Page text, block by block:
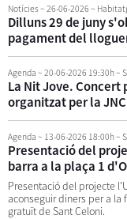
Notícies~ 26-06-2026 ~
Dilluns 29 de juny
pagament del
Agenda ~ 20-06-2026 19:30h~
La Nit Jove.
organitzat per la
Agenda ~ 13-06-2026 18:00h~
Presentació del
barra a la plaça 1
Presentació del projecte
aconseguir diners per a
gratuït de Sant Celoni.